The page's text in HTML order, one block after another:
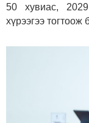
50 хувиас,
хүрээгээ тогтоож